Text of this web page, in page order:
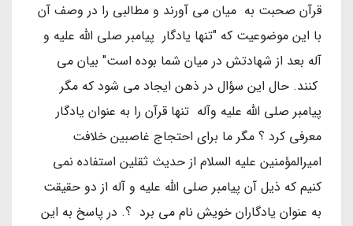
قرآن صحبت به میان می آورند و مطالبی را در وصف آن
با این موضوعیت که "تنها یادگار پیامبر صلی الله علیه و
آله بعد از شهادتش در میان شما بوده است" بیان می
کنند. حال این سؤال در ذهن ایجاد می شود که مگر
پیامبر صلی الله علیه وآله تنها قرآن را به عنوان یادگار
معرفی کرد ؟ مگر ما برای احتجاج غاصبین خلافت
امیرالمؤمنین علیه السلام از حدیث ثقلین استفاده نمی
کنیم که ذیل آن پیامبر صلی الله علیه و آله از دو حقیقت
به عنوان یادگاران خویش نام می برد ؟. در پاسخ به این